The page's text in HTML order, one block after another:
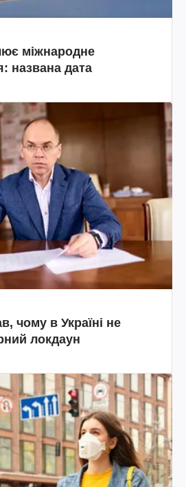
міжнародне
названа дата
чому в Україні не
локдаун